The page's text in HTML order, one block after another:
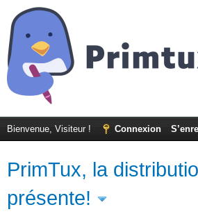
Bienvenue, Visiteur ! Connexion
PrimTux, la
présente!